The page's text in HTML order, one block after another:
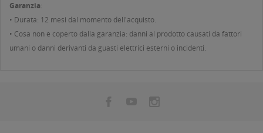
Garanzia:
• Durata: 12 mesi dal momento dell'acquisto.
• Cosa non è coperto dalla garanzia: danni al prodotto causati da fattori
umani o danni derivanti da guasti elettrici esterni o incidenti.